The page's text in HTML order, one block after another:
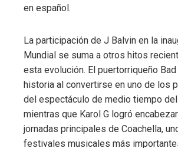
en español.
La participación de J Balvin en la
Mundial se suma a otros hitos
esta evolución. El puertorriqueño
historia al convertirse en uno de los
del espectáculo de medio tiempo
mientras que Karol G logró
jornadas principales de Coachella,
festivales musicales más